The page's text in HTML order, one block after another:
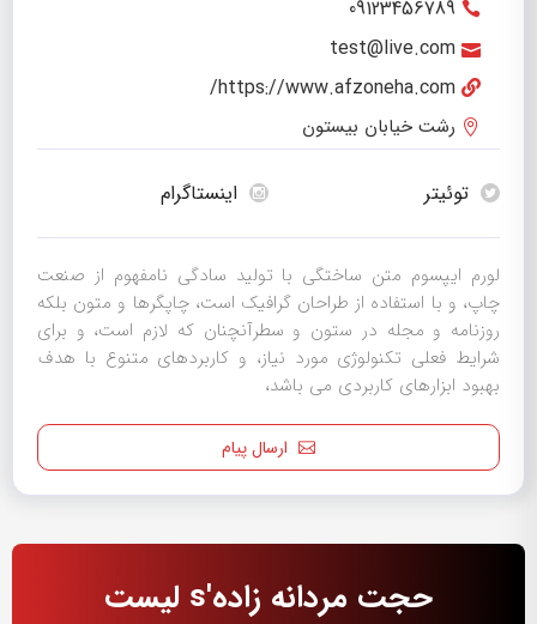
09123456789
test@live.com
https://www.afzoneha.com/
رشت خیابان بیستون
توئیتر اینستاگرام
لورم ایپسوم متن ساختگی با تولید سادگی نامفهوم از صنعت
چاپ، و با استفاده از طراحان گرافیک است، چاپگرها و متون بلکه
روزنامه و مجله در ستون و سطرآنچنان که لازم است، و برای
شرایط فعلی تکنولوژی مورد نیاز، و کاربردهای متنوع با هدف
بهبود ابزارهای کاربردی می باشد،
ارسال پیام
حجت مردانه زاده's لیست